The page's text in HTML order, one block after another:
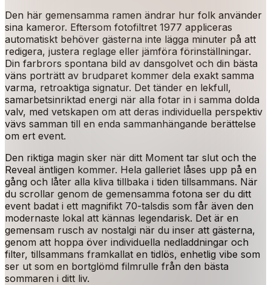
Den här gemensamma ramen ändrar hur folk använder
sina kameror. Eftersom fotofiltret 1977 appliceras
automatiskt behöver gästerna inte lägga minuter på att
redigera, justera reglage eller jämföra förinställningar.
Din farbrors spontana bild av dansgolvet och din bästa
väns porträtt av brudparet kommer dela exakt samma
varma, retroaktiga signatur. Det tänder en lekfull,
samarbetsinriktad energi när alla fotar in i samma dolda
valv, med vetskapen om att deras individuella perspektiv
vävs samman till en enda sammanhängande berättelse
om ert event.
Den riktiga magin sker när ditt Moment tar slut och the
Reveal äntligen kommer. Hela galleriet låses upp på en
gång och låter alla kliva tillbaka i tiden tillsammans. När
du scrollar genom de gemensamma fotona ser du ditt
event badat i ett magnifikt 70-talsdis som får även den
modernaste lokal att kännas legendarisk. Det är en
gemensam rusch av nostalgi när du inser att gästerna,
genom att hoppa över individuella nedladdningar och
filter, tillsammans framkallat en tidlös, enhetlig vibe som
ser ut som en bortglömd filmrulle från den bästa
sommaren i ditt liv.